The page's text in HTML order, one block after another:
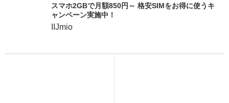
スマホ2GBで月額850円～ 格安SIMをお得に使うキ
ャンペーン実施中！
IIJmio